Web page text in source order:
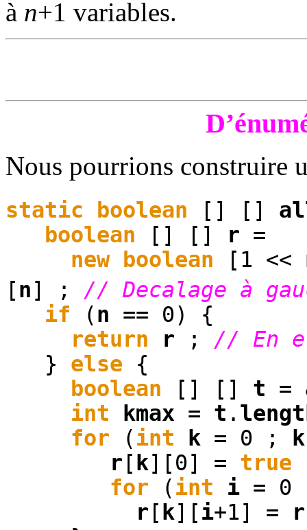
à n+1 variables.
Nous pourrions construire
static boolean [] []
boolean [] [] r =
new
boolean [1 <<
[n] ; // Decalage à
if (n == 0) {
return
r ; // En
} else {
boolean [] [] t =
int
kmax = t .
for (int k = 0 ; k
r [ k][0] = true
for (int i =
r [ k][i+1] = r